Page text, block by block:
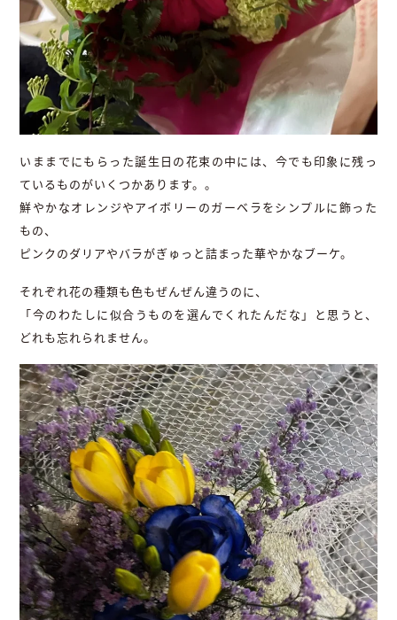
いままでにもらった誕生日の花束の中には、今でも印象に残っ
ているものがいくつかあります。。
鮮やかなオレンジやアイボリーのガーベラをシンプルに飾った
もの、
ピンクのダリアやバラがぎゅっと詰まった華やかなブーケ。
それぞれ花の種類も色もぜんぜん違うのに、
「今のわたしに似合うものを選んでくれたんだな」と思うと、
どれも忘れられません。